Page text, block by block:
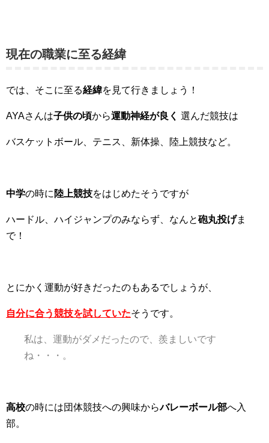
現在の職業に至る経緯
では、そこに至る経緯を見て行きましょう！
AYAさんは子供の頃から運動神経が良く 選んだ競技は
バスケットボール、テニス、新体操、陸上競技など。
中学の時に 陸上競技をはじめたそうですが
ハードル、ハイジャンプのみならず、なんと砲丸投げま
で！
とにかく運動が好きだったのもあるでしょうが、
自分に合う競技を試していたそ うです。
私は、運動がダメだったので、羨ましいです
ね・・・。
高校の時には団体競技への興味からバレーボール部へ入
部。